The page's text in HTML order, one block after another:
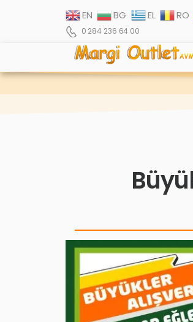
EN BG EL RO
0 284 236 64 00